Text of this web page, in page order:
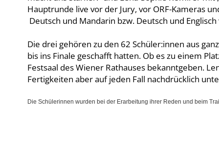
Hauptrunde live vor der Jury, vor ORF-Kameras
Deutsch und Mandarin bzw. Deutsch und
Die drei gehören zu den 62 Schüler:innen aus
bis ins Finale geschafft hatten. Ob es zu einem
Festsaal des Wiener Rathauses bekanntgeben.
Fertigkeiten aber auf jeden Fall nachdrücklich
Die Schülerinnen wurden bei der Erarbeitung ihrer Reden und beim